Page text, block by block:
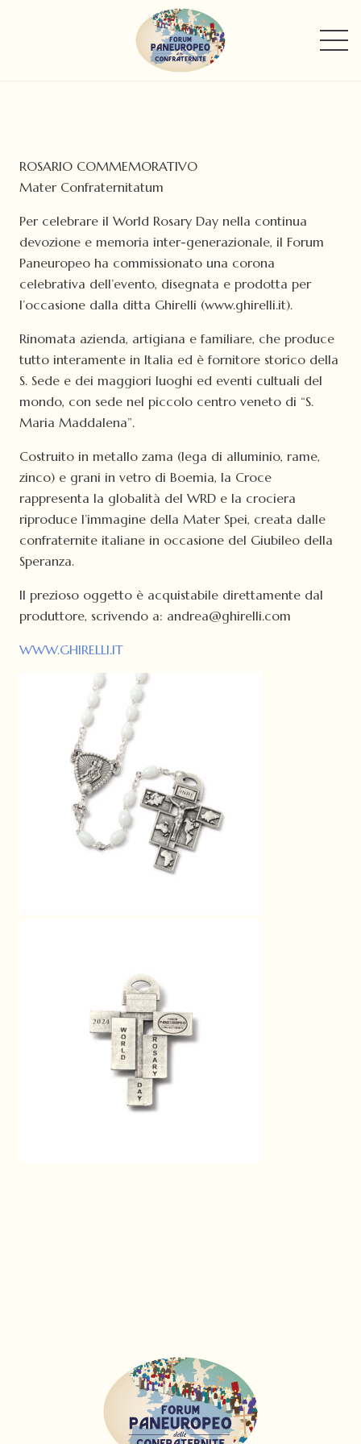
ROSARIO COMMEMORATIVO
Mater Confraternitatum
Per celebrare il World Rosary Day nella continua
devozione e memoria inter-generazionale, il Forum
Paneuropeo ha commissionato una corona
celebrativa dell’evento, disegnata e prodotta per
l’occasione dalla ditta Ghirelli (www.ghirelli.it).
Rinomata azienda, artigiana e familiare, che produce
tutto interamente in Italia ed è fornitore storico della
S. Sede e dei maggiori luoghi ed eventi cultuali del
mondo, con sede nel piccolo centro veneto di “S.
Maria Maddalena”.
Costruito in metallo zama (lega di alluminio, rame,
zinco) e grani in vetro di Boemia, la Croce
rappresenta la globalità del WRD e la crociera
riproduce l’immagine della Mater Spei, creata dalle
confraternite italiane in occasione del Giubileo della
Speranza.
Il prezioso oggetto è acquistabile direttamente dal
produttore, scrivendo a: andrea@ghirelli.com
WWW.GHIRELLI.IT